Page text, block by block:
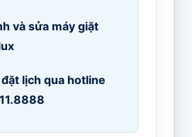
và sửa máy giặt
lịch qua hotline